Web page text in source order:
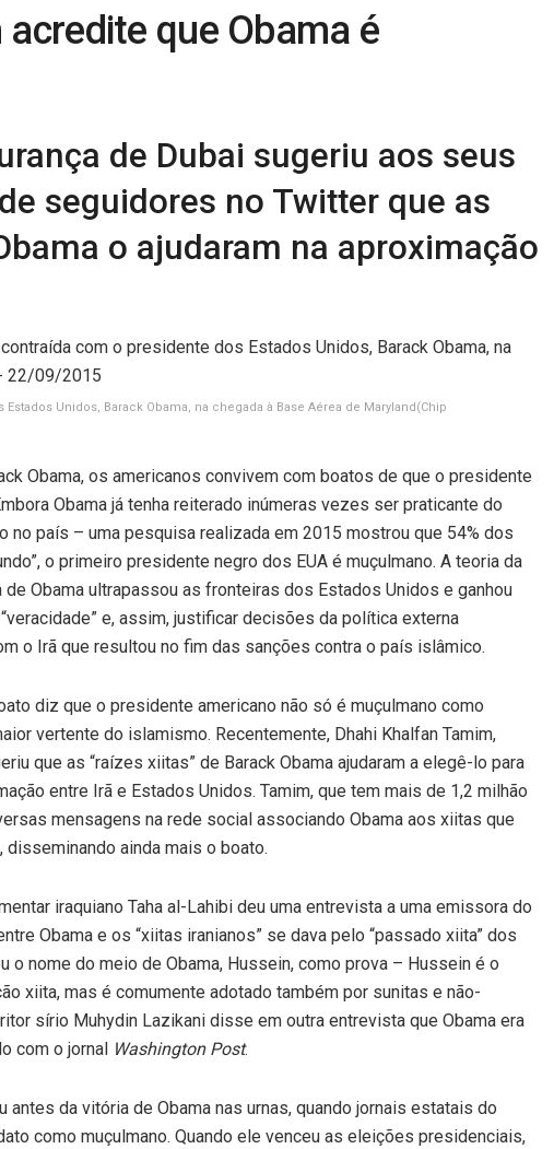
que Obama é
de Dubai sugeriu aos seus
seguidores no Twitter que as
o ajudaram na aproximação
Unidos, Barack Obama, na chegada à Base Aérea de Maryland (Chip
Obama, os americanos convivem com boatos de que o presidente
Obama já tenha reiterado inúmeras vezes ser praticante do
no país – uma pesquisa realizada em 2015 mostrou que 54% dos
o primeiro presidente negro dos EUA é muçulmano. A teoria da
Obama ultrapassou as fronteiras dos Estados Unidos e ganhou
e, assim, justificar decisões da política externa
o Irã que resultou no fim das sanções contra o país islâmico.
diz que o presidente americano não só é muçulmano como
vertente do islamismo. Recentemente, Dhahi Khalfan Tamim,
que as “raízes xiitas” de Barack Obama ajudaram a elegê-lo para
entre Irã e Estados Unidos. Tamim, que tem mais de 1,2 milhão
mensagens na rede social associando Obama aos xiitas que
ainda mais o boato.
iraquiano Taha al-Lahibi deu uma entrevista a uma emissora do
Obama e os “xiitas iranianos” se dava pelo “passado xiita” dos
o nome do meio de Obama, Hussein, como prova – Hussein é o
xiita, mas é comumente adotado também por sunitas e não-
sírio Muhydin Lazikani disse em outra entrevista que Obama era
com o jornal Washington Post.
antes da vitória de Obama nas urnas, quando jornais estatais do
como muçulmano. Quando ele venceu as eleições presidenciais,